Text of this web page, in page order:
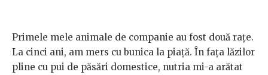
Primele mele animale de companie au fost două rațe.
La cinci ani, am mers cu bunica la piață. În fața lăzilor
pline cu pui de păsări domestice, nutria mi-a arătat